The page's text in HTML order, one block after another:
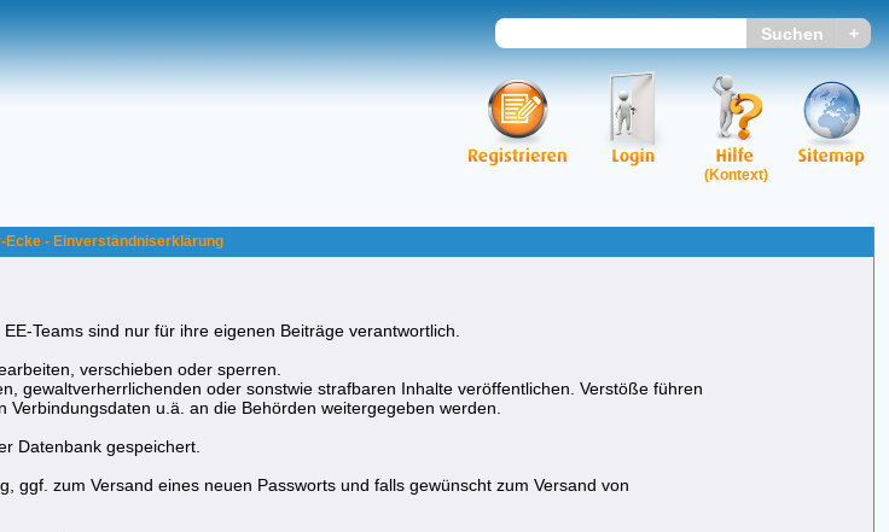
(Kontext)
Ecke - Einverständniserklärung
Teams sind nur für ihre eigenen Beiträge verantwortlich.
verschieben oder sperren.
gewaltverherrlichenden oder sonstwie strafbaren Inhalte veröffentlichen. Verstöße führen
u.ä. an die Behörden weitergegeben werden.
Datenbank gespeichert.
ggf. zum Versand eines neuen Passworts und falls gewünscht zum Versand von